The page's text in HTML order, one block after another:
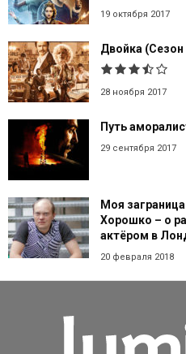
19 октября 2017
Двойка (Сезон
28 ноября 2017
Путь
29 сентября 2017
Моя
Хорошко – о
актёром в
20 февраля 2018